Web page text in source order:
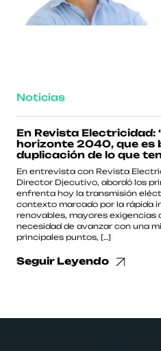
Noticias
En Revista Electricidad:
horizonte 2040, que es
duplicación de lo que
En entrevista con Revista
Director Djecutivo, abordó los
enfrenta hoy la transmisión
contexto marcado por la rápida
renovables, mayores exigencias
necesidad de avanzar con una
principales puntos, […]
Seguir Leyendo